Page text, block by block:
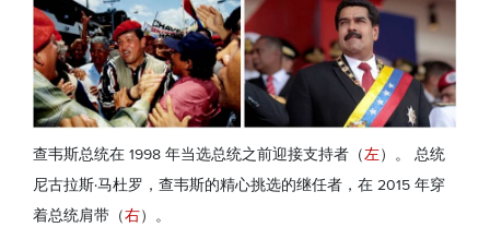
查韦斯总统在 1998 年当选总统之前迎接支持者（左）。 总统
尼古拉斯·马杜罗，查韦斯的精心挑选的继任者，在 2015 年穿
着总统肩带（右）。